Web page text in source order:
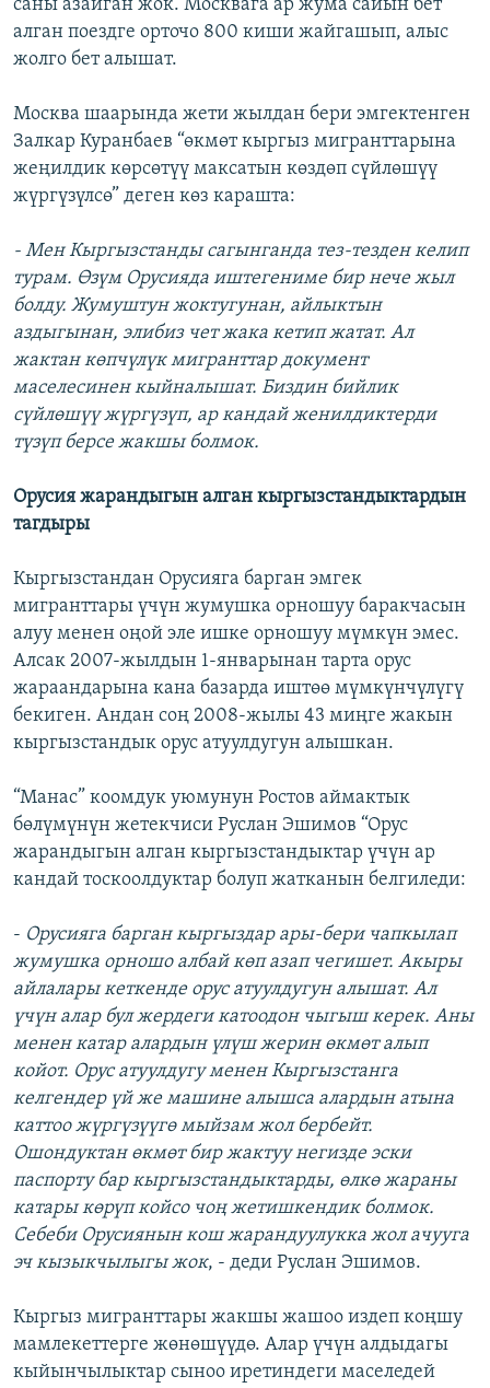
саны азайган жок. Москвага ар жума сайын бет
алган поездге орточо 800 киши жайгашып, алыс
жолго бет алышат.
Москва шаарында жети жылдан бери эмгектенген
Залкар Куранбаев “өкмөт кыргыз мигранттарына
жеңилдик көрсөтүү максатын көздөп сүйлөшүү
жүргүзүлсө” деген көз карашта:
- Мен Кыргызстанды сагынганда тез-тезден келип
турам. Өзүм Орусияда иштегениме бир нече жыл
болду. Жумуштун жоктугунан, айлыктын
аздыгынан, элибиз чет жака кетип жатат. Ал
жактан көпчүлүк мигранттар документ
маселесинен кыйналышат. Биздин бийлик
сүйлөшүү жүргүзүп, ар кандай женилдиктерди
түзүп берсе жакшы болмок.
Орусия жарандыгын алган кыргызстандыктардын
тагдыры
Кыргызстандан Орусияга барган эмгек
мигранттары үчүн жумушка орношуу баракчасын
алуу менен оңой эле ишке орношуу мүмкүн эмес.
Алсак 2007-жылдын 1-январынан тарта орус
жараандарына кана базарда иштөө мүмкүнчүлүгү
бекиген. Андан соң 2008-жылы 43 миңге жакын
кыргызстандык орус атуулдугун алышкан.
“Манас” коомдук уюмунун Ростов аймактык
бөлүмүнүн жетекчиси Руслан Эшимов “Орус
жарандыгын алган кыргызстандыктар үчүн ар
кандай тоскоолдуктар болуп жатканын белгиледи:
- Орусияга барган кыргыздар ары-бери чапкылап
жумушка орношо албай көп азап чегишет. Акыры
айлалары кеткенде орус атуулдугун алышат. Ал
үчүн алар бул жердеги катоодон чыгыш керек. Аны
менен катар алардын үлүш жерин өкмөт алып
койот. Орус атуулдугу менен Кыргызстанга
келгендер үй же машине алышса алардын атына
каттоо жүргүзүүгө мыйзам жол бербейт.
Ошондуктан өкмөт бир жактуу негизде эски
паспорту бар кыргызстандыктарды, өлкө жараны
катары көрүп койсо чоң жетишкендик болмок.
Себеби Орусиянын кош жарандуулукка жол ачууга
эч кызыкчылыгы жок, - деди Руслан Эшимов.
Кыргыз мигранттары жакшы жашоо издеп коңшу
мамлекеттерге жөнөшүүдө. Алар үчүн алдыдагы
кыйынчылыктар сыноо иретиндеги маселедей